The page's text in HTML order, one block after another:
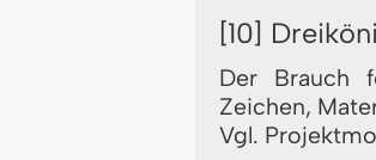
[10]
Der Brauch
Zeichen,
Vgl.